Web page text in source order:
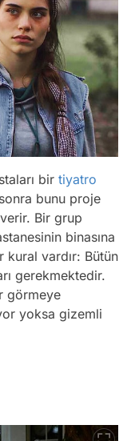
bir tiyatro
bunu proje
Bir grup
binasına
vardır: Bütün
gerekmektedir.
görmeye
yoksa gizemli